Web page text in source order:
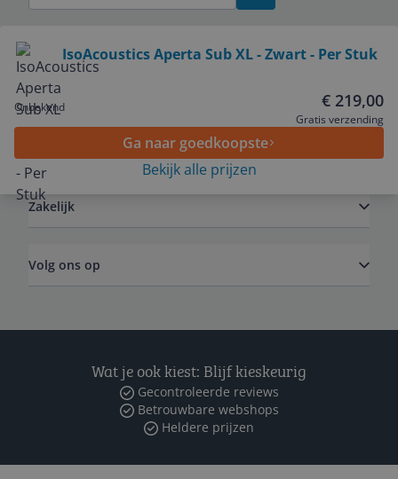
IsoAcoustics Aperta Sub XL - Zwart - Per Stuk
Onbekend € 219,00
Gratis verzending
Ga naar goedkoopste
Bekijk alle prijzen
Service
Zakelijk
Volg ons op
Wat je ook kiest: Blijf kieskeurig
Gecontroleerde reviews
Betrouwbare webshops
Heldere prijzen